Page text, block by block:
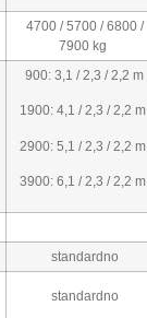
4700 / 5700 / 6800 /
7900 kg
900: 3,1 / 2,3 / 2,2 m
1900: 4,1 / 2,3 / 2,2 m
2900: 5,1 / 2,3 / 2,2 m
3900: 6,1 / 2,3 / 2,2 m
standardno
standardno